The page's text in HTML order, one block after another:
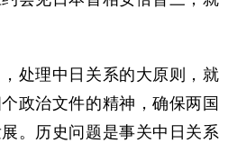
理中日关系的大原则，就
政治文件的精神，确保两国
。历史问题是事关中日关系